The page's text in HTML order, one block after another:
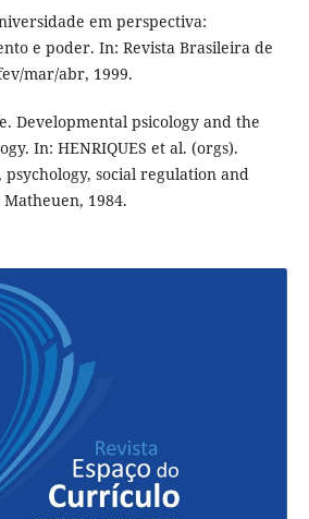
em perspectiva:
e poder. In: Revista Brasileira de
mar/abr, 1999.
Developmental psicology and the
In: HENRIQUES et al. (orgs).
social regulation and
1984.